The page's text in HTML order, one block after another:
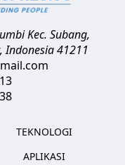
Kec. Subang,
,Indonesia41211
TEKNOLOGI
APLIKASI